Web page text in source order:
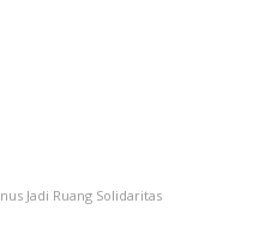
Jadi Ruang Solidaritas